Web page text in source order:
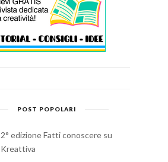
POST POPOLARI
2° edizione Fatti conoscere su
Kreattiva